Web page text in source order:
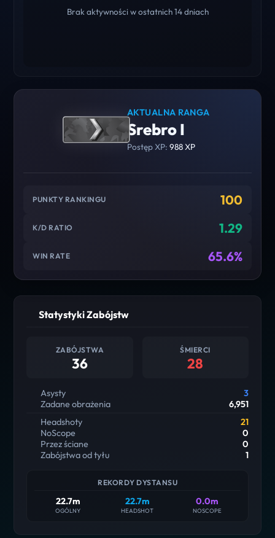
Brak aktywności w ostatnich 14 dniach
AKTUALNA RANGA
Srebro I
Postęp XP: 988 XP
PUNKTY RANKINGU 100
K/D RATIO 1.29
WIN RATE 65.6%
Statystyki Zabójstw
ZABÓJSTWA
36
ŚMIERCI
28
Asysty
3
Zadane obrażenia
6,951
Headshoty
21
NoScope
0
Przez ściane
0
Zabójstwa od tyłu
1
REKORDY DYSTANSU
22.7m
OGÓLNY
22.7m
HEADSHOT
0.0m
NOSCOPE